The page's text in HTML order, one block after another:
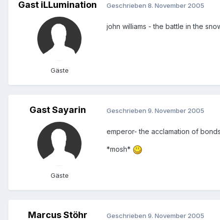
Gast iLLumination
Gäste
Geschrieben 8. November 2005
john williams - the battle in the
Gast Sayarin
Gäste
Geschrieben 9. November 2005
emperor- the acclamation of
*mosh*
Marcus Stöhr Geschrieben 9. November 2005